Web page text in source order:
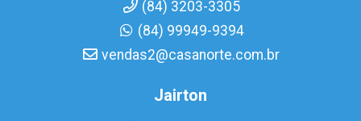
(84) 3203-3305
(84) 99949-9394
vendas2@casanorte.com.br
Jairton